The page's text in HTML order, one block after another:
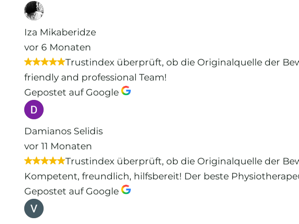
Iza Mikaberidze
vor 6 Monaten
Trustindex überprüft, ob die Originalquelle der
friendly and professional Team!
Gepostet auf Google
Damianos Selidis
vor 11 Monaten
Trustindex überprüft, ob die Originalquelle der
Kompetent, freundlich, hilfsbereit! Der beste
Gepostet auf Google